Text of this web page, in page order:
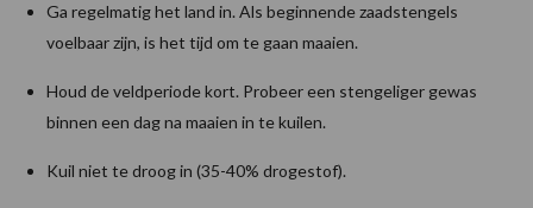
Ga regelmatig het land in. Als beginnende zaadstengels
voelbaar zijn, is het tijd om te gaan maaien.
Houd de veldperiode kort. Probeer een stengeliger gewas
binnen een dag na maaien in te kuilen.
Kuil niet te droog in (35-40% drogestof).